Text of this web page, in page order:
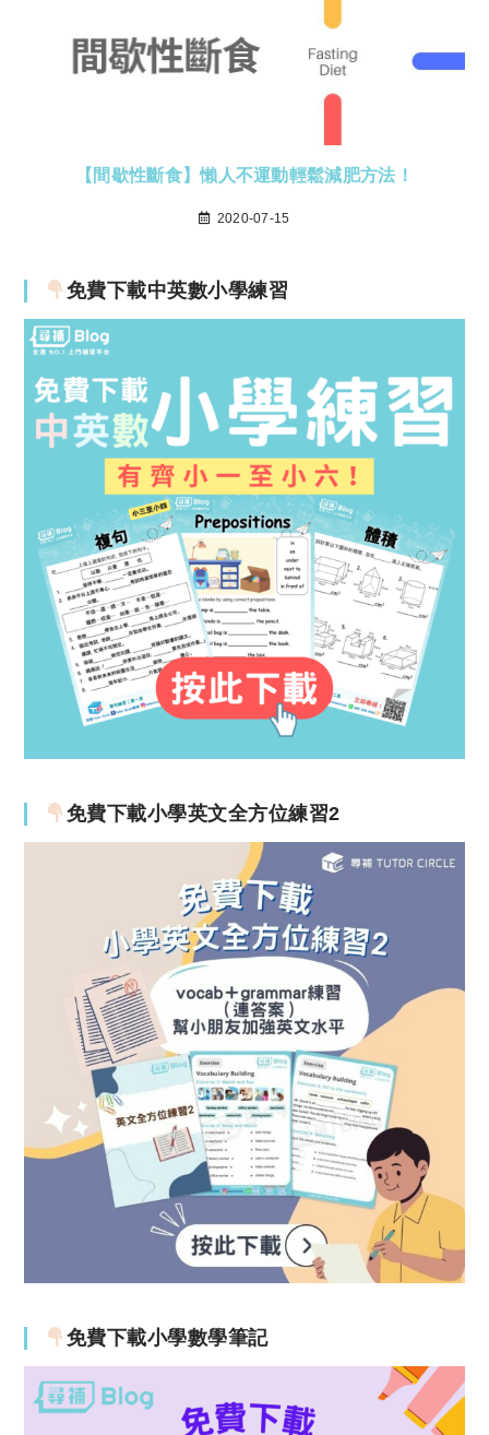
【間歇性斷食】懶人不運動輕鬆減肥方法！
2020-07-15
免費下載中英數小學練習
免費下載小學英文全方位練習2
免費下載小學數學筆記